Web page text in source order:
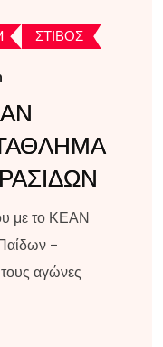
ΣΤΙΒΟΣ
με το ΚΕΑΝ
–
αγώνες